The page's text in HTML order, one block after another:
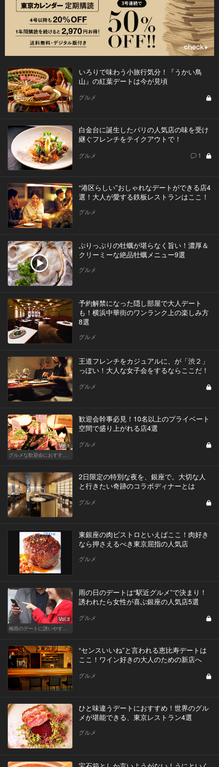
いろりで味わう小旅行気分！『うかい鳥
山』の紅葉デートは今が見頃
グルメ
白金台に誕生したパリの人気店の味を受け
継ぐフレンチをテイクアウトで！
グルメ 1
“港区らしい”おしゃれなデートができる店4
選！大人が愛する鉄板レストランはここ！
グルメ
ぷりっぷりの牡蠣が堪らなく旨い！濃厚＆
クリーミーな絶品牡蠣メニュー9選
グルメ
予約解禁になった隠し部屋で大人デート
も！横浜中華街のワンランク上の楽しみ方
8選
グルメ
王道フレンチをカジュアルに、が「渋２」
っぽい！大人な女子会をするならここだ！
グルメ
Vol.1
グルメな歓迎会におすすめな東京の人気店
歓迎会幹事必見！10名以上のプライベート
空間で盛り上がれる店4選
グルメ
2日限定の特別な夜を、銀座で。大切な人
と行きたい奇跡のコラボディナーとは
グルメ
東銀座の肉ビストロといえばここ！肉好き
なら押さえるべき東京屈指の人気店
グルメ
Vol.3
梅雨のデートに誘いやすい！駅から近い人気レストラン
雨の日のデートは“駅近グルメ”で決まり！
誘われたら女性が喜ぶ銀座の人気店5選
グルメ
“センスいいね”と言われる恵比寿デートは
ここ！ワイン好きの大人のための新店へ
グルメ
ひと味違うデートにおすすめ！世界のグル
メが堪能できる、東京レストラン4選
グルメ